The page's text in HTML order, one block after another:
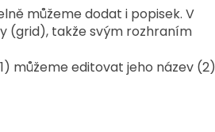
můžeme dodat i popisek. V
(grid), takže svým rozhraním
můžeme editovat jeho název (2)